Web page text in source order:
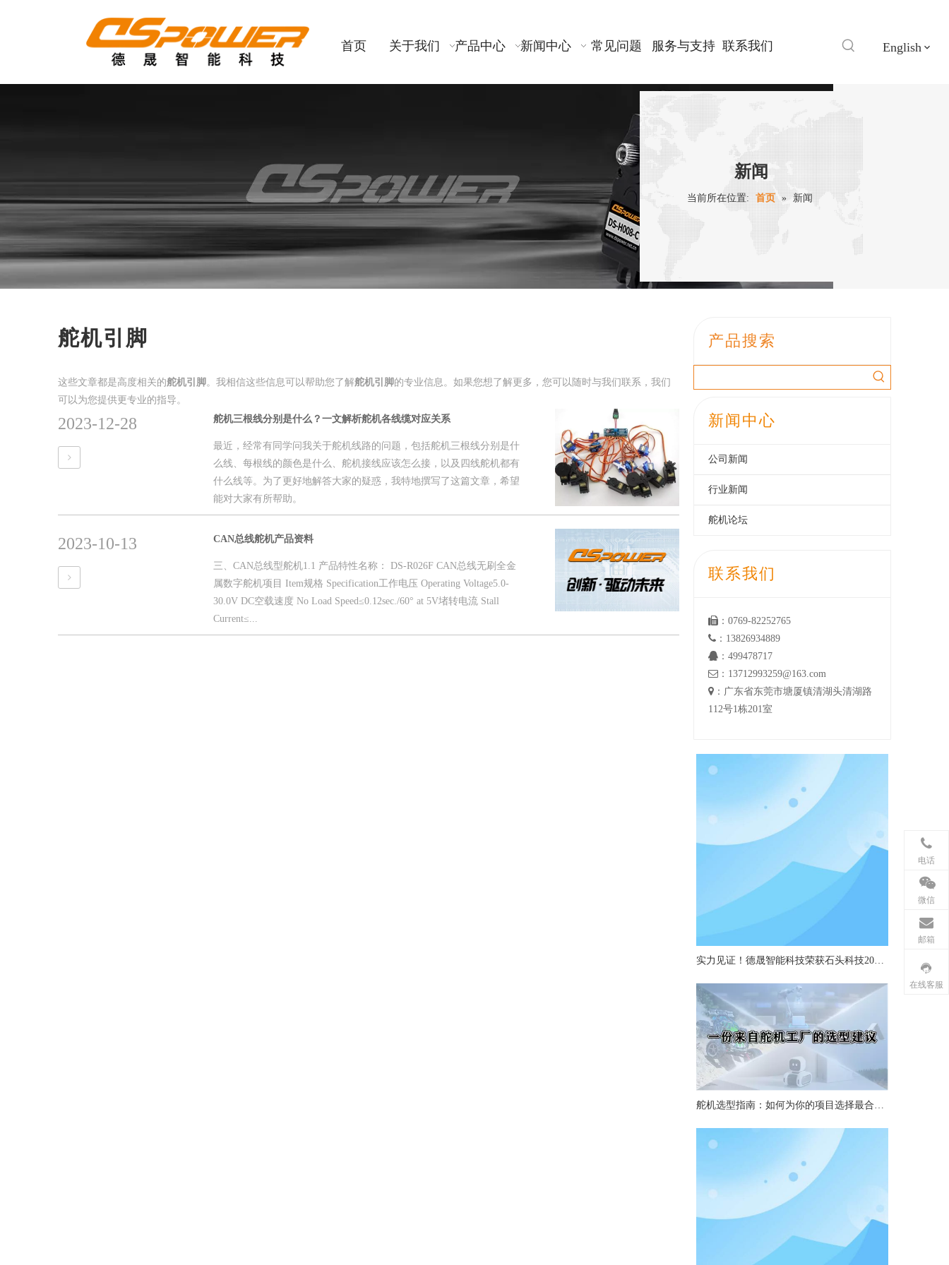
首页 关于我们 产品中心 新闻中心 常见问题 服务与支持 联系我们 English
新闻
当前所在位置: 首页 » 新闻
舵机引脚
这些文章都是高度相关的舵机引脚。我相信这些信息可以帮助您了解舵机引脚的专业信息。如果您想了解更多，您可以随时与我们联系，我们
可以为您提供更专业的指导。
2023-12-28 舵机三根线分别是什么？一文解析舵机各线缆对应关系
最近，经常有同学问我关于舵机线路的问题，包括舵机三根线分别是什
么线、每根线的颜色是什么、舵机接线应该怎么接，以及四线舵机都有
什么线等。为了更好地解答大家的疑惑，我特地撰写了这篇文章，希望
能对大家有所帮助。
2023-10-13 CAN总线舵机产品资料
三、CAN总线型舵机1.1 产品特性名称： DS-R026F CAN总线无刷全金
属数字舵机项目 Item规格 Specification工作电压 Operating Voltage5.0-
30.0V DC空载速度 No Load Speed≤0.12sec./60° at 5V堵转电流 Stall
Current≤...
产品搜索
新闻中心
公司新闻
行业新闻
舵机论坛
联系我们
 ：0769-82252765
 ：13826934889
 ：499478717
 ：13712993259@163.com
 ：广东省东莞市塘厦镇清湖头清湖路
112号1栋201室
舵机选型指南：如何为你的项目选择最合适的舵机
电话
微信
邮箱
在线客服